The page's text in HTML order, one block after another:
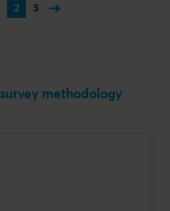
2 3
methodology